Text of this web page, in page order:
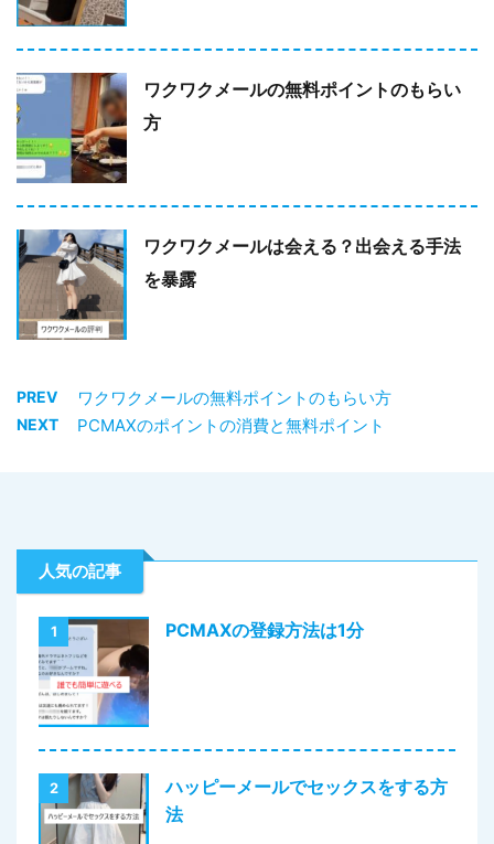
ワクワクメールの無料ポイントのもらい
方
ワクワクメールは会える？出会える手法
を暴露
PREV ワクワクメールの無料ポイントのもらい方
NEXT PCMAXのポイントの消費と無料ポイント
人気の記事
1 PCMAXの登録方法は1分
2
ハッピーメールでセックスをする方
法